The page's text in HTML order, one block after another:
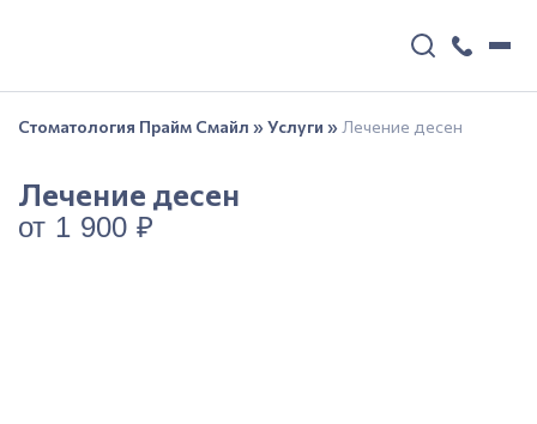
Стоматология Прайм Смайл »Услуги » Лечение десен
Лечение десен
от 1 900 ₽